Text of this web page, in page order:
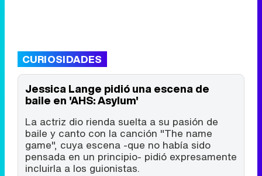
CURIOSIDADES
Jessica Lange pidió una escena de
baile en 'AHS: Asylum'
La actriz dio rienda suelta a su pasión de
baile y canto con la canción "The name
game", cuya escena -que no había sido
pensada en un principio- pidió expresamente
incluirla a los guionistas.